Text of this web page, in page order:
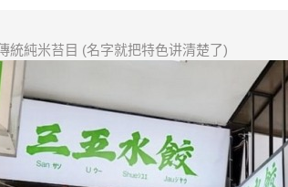
統純米苔目 (名字就把特色讲清楚了)